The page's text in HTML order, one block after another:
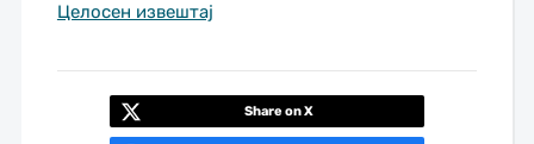
Целосен извештај
Share on X